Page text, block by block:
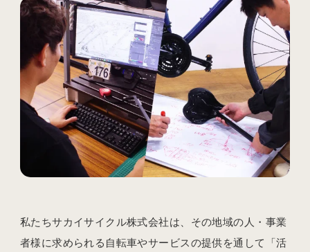
私たちサカイサイクル株式会社は、その地域の人・事業
者様に求められる自転車やサービスの提供を通して「活